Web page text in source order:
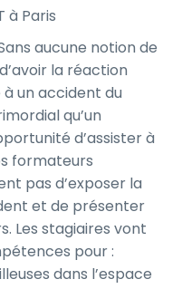
à Paris
aucune notion de
la réaction
à un accident du
qu’un
d’assister à
formateurs
pas d’exposer la
et de présenter
Les stagiaires vont
pour :
dans l’espace